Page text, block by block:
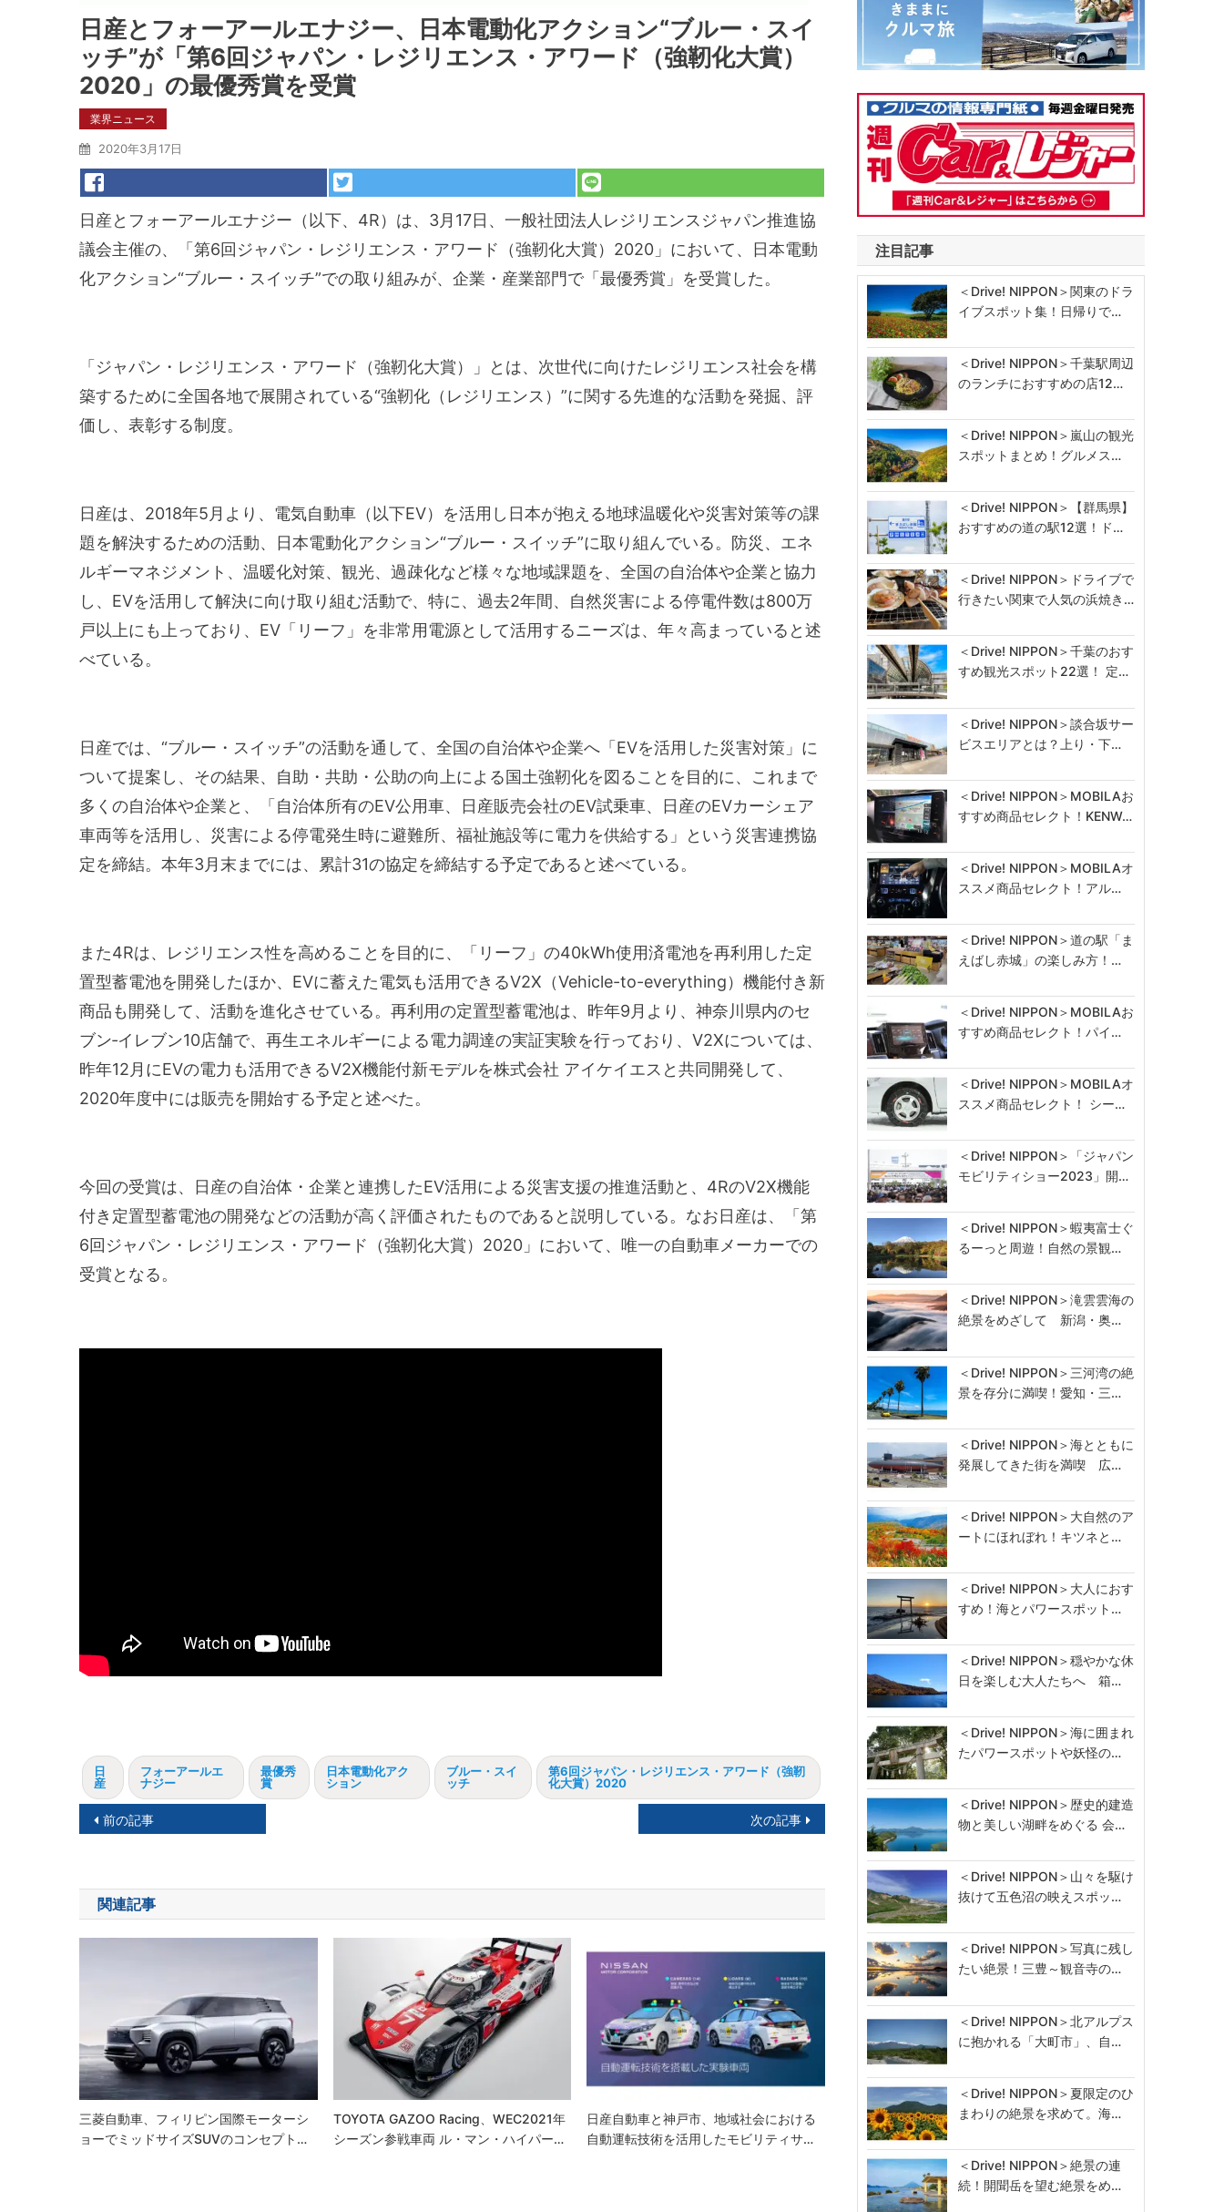
日産とフォーアールエナジー、日本電動化アクション“ブルー・スイ
ッチ”が「第6回ジャパン・レジリエンス・アワード（強靭化大賞）
2020」の最優秀賞を受賞
業界ニュース
2020年3月17日
日産とフォーアールエナジー（以下、4R）は、3月17日、一般社団法人レジリエンスジャパン推進協
議会主催の、「第6回ジャパン・レジリエンス・アワード（強靭化大賞）2020」において、日本電動
化アクション“ブルー・スイッチ”での取り組みが、企業・産業部門で「最優秀賞」を受賞した。
「ジャパン・レジリエンス・アワード（強靭化大賞）」とは、次世代に向けたレジリエンス社会を構
築するために全国各地で展開されている“強靭化（レジリエンス）”に関する先進的な活動を発掘、評
価し、表彰する制度。
日産は、2018年5月より、電気自動車（以下EV）を活用し日本が抱える地球温暖化や災害対策等の課
題を解決するための活動、日本電動化アクション“ブルー・スイッチ”に取り組んでいる。防災、エネ
ルギーマネジメント、温暖化対策、観光、過疎化など様々な地域課題を、全国の自治体や企業と協力
し、EVを活用して解決に向け取り組む活動で、特に、過去2年間、自然災害による停電件数は800万
戸以上にも上っており、EV「リーフ」を非常用電源として活用するニーズは、年々高まっていると述
べている。
日産では、“ブルー・スイッチ”の活動を通して、全国の自治体や企業へ「EVを活用した災害対策」に
ついて提案し、その結果、自助・共助・公助の向上による国土強靭化を図ることを目的に、これまで
多くの自治体や企業と、「自治体所有のEV公用車、日産販売会社のEV試乗車、日産のEVカーシェア
車両等を活用し、災害による停電発生時に避難所、福祉施設等に電力を供給する」という災害連携協
定を締結。本年3月末までには、累計31の協定を締結する予定であると述べている。
また4Rは、レジリエンス性を高めることを目的に、「リーフ」の40kWh使用済電池を再利用した定
置型蓄電池を開発したほか、EVに蓄えた電気も活用できるV2X（Vehicle-to-everything）機能付き新
商品も開発して、活動を進化させている。再利用の定置型蓄電池は、昨年9月より、神奈川県内のセ
ブン‐イレブン10店舗で、再生エネルギーによる電力調達の実証実験を行っており、V2Xについては、
昨年12月にEVの電力も活用できるV2X機能付新モデルを株式会社 アイケイエスと共同開発して、
2020年度中には販売を開始する予定と述べた。
今回の受賞は、日産の自治体・企業と連携したEV活用による災害支援の推進活動と、4RのV2X機能
付き定置型蓄電池の開発などの活動が高く評価されたものであると説明している。なお日産は、「第
6回ジャパン・レジリエンス・アワード（強靭化大賞）2020」において、唯一の自動車メーカーでの
受賞となる。
日
産
フォーアールエ
ナジー
最優秀
賞
日本電動化アク
ション
ブルー・スイ
ッチ
第6回ジャパン・レジリエンス・アワード（強靭
化大賞）2020
投
ナ
ビ
ョ
ン
前の記事 次の記事
関連記事
三菱自動車、フィリピン国際モーターシ
ョーでミッドサイズSUVのコンセプト…
TOYOTA GAZOO Racing、WEC2021年
シーズン参戦車両 ル・マン・ハイパー…
日産自動車と神戸市、地域社会における
自動運転技術を活用したモビリティサ…
注目記事
＜Drive! NIPPON＞関東のドラ
イブスポット集！日帰りで…
＜Drive! NIPPON＞千葉駅周辺
のランチにおすすめの店12…
＜Drive! NIPPON＞嵐山の観光
スポットまとめ！グルメス…
＜Drive! NIPPON＞【群馬県】
おすすめの道の駅12選！ド…
＜Drive! NIPPON＞ドライブで
行きたい関東で人気の浜焼き…
＜Drive! NIPPON＞千葉のおす
すめ観光スポット22選！ 定…
＜Drive! NIPPON＞談合坂サー
ビスエリアとは？上り・下…
＜Drive! NIPPON＞MOBILAお
すすめ商品セレクト！KENW…
＜Drive! NIPPON＞MOBILAオ
ススメ商品セレクト！アル…
＜Drive! NIPPON＞道の駅「ま
えばし赤城」の楽しみ方！…
＜Drive! NIPPON＞MOBILAお
すすめ商品セレクト！パイ…
＜Drive! NIPPON＞MOBILAオ
ススメ商品セレクト！ シー…
＜Drive! NIPPON＞「ジャパン
モビリティショー2023」開…
＜Drive! NIPPON＞蝦夷富士ぐ
るーっと周遊！自然の景観…
＜Drive! NIPPON＞滝雲雲海の
絶景をめざして 新潟・奥…
＜Drive! NIPPON＞三河湾の絶
景を存分に満喫！愛知・三…
＜Drive! NIPPON＞海とともに
発展してきた街を満喫 広…
＜Drive! NIPPON＞大自然のア
ートにほれぼれ！キツネと…
＜Drive! NIPPON＞大人におす
すめ！海とパワースポット…
＜Drive! NIPPON＞穏やかな休
日を楽しむ大人たちへ 箱…
＜Drive! NIPPON＞海に囲まれ
たパワースポットや妖怪の…
＜Drive! NIPPON＞歴史的建造
物と美しい湖畔をめぐる 会…
＜Drive! NIPPON＞山々を駆け
抜けて五色沼の映えスポッ…
＜Drive! NIPPON＞写真に残し
たい絶景！三豊～観音寺の…
＜Drive! NIPPON＞北アルプス
に抱かれる「大町市」、自…
＜Drive! NIPPON＞夏限定のひ
まわりの絶景を求めて。海…
＜Drive! NIPPON＞絶景の連
続！開聞岳を望む絶景をめ…